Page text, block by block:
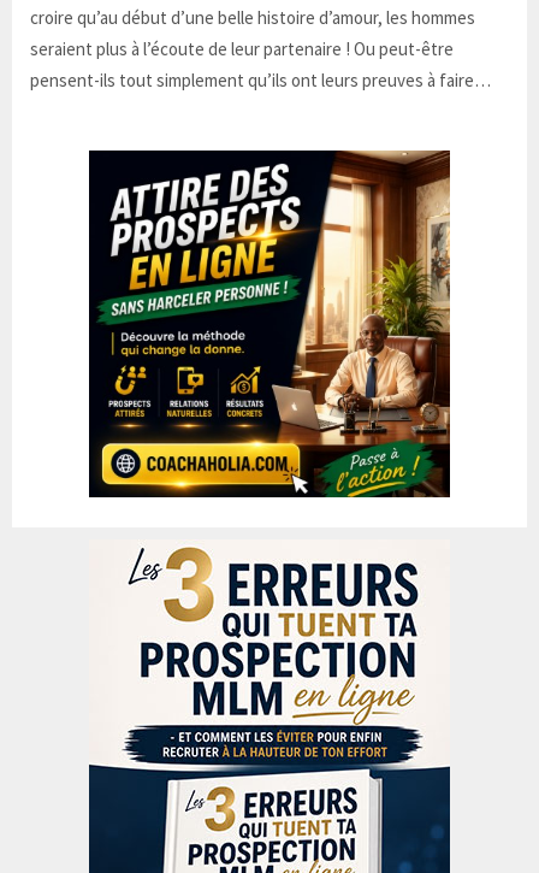
croire qu’au début d’une belle histoire d’amour, les hommes
seraient plus à l’écoute de leur partenaire ! Ou peut-être
pensent-ils tout simplement qu’ils ont leurs preuves à faire…